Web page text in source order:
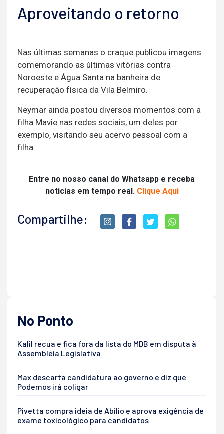
Aproveitando o retorno
Nas últimas semanas o craque publicou imagens
comemorando as últimas vitórias contra
Noroeste e Água Santa na banheira de
recuperação física da Vila Belmiro.
Neymar ainda postou diversos momentos com a
filha Mavie nas redes sociais, um deles por
exemplo, visitando seu acervo pessoal com a
filha.
Entre no nosso canal do Whatsapp e receba
noticias em tempo real. Clique Aqui
Compartilhe:
No Ponto
Kalil recua e fica fora da lista do MDB em disputa à
Assembleia Legislativa
Max descarta candidatura ao governo e diz que
Podemos irá coligar
Pivetta compra ideia de Abilio e aprova exigência de
exame toxicológico para candidatos